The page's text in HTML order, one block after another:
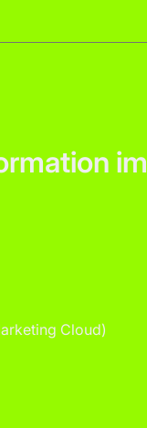
im
Cloud)